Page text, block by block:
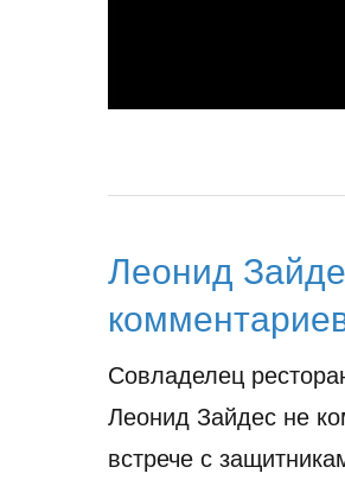
Леонид
Совладелец
Леонид Зайдес не
встрече с